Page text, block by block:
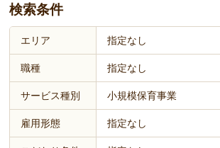
検索条件
エリア 指定なし
職種 指定なし
サービス種別 小規模保育事業
雇用形態 指定なし